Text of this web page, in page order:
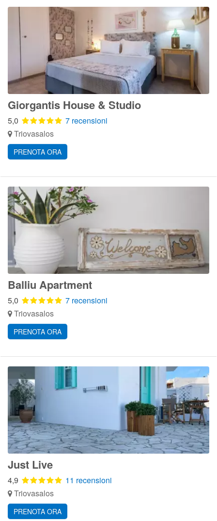
Giorgantis House & Studio
5,0
7 recensioni
Triovasalos
PRENOTA ORA
Balliu Apartment
5,0
7 recensioni
Triovasalos
PRENOTA ORA
Just Live
4,9
11 recensioni
Triovasalos
PRENOTA ORA